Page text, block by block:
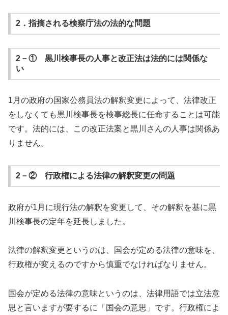
2．指摘される検察庁法の法的な問題
2－① 黒川検事長の人事と改正法は法的には関係な
い
1月の政府の国家公務員法の解釈変更によって、法律改正
をしなくても黒川検事長を検事総長に任命することは可能
です。法的には、この改正法案と黒川さんの人事は関係あ
りません。
2－② 行政権による法律の解釈変更の問題
政府が1月に現行法の解釈を変更して、その解釈を基に黒
川検事長の定年を延長しました。
法律の解釈変更というのは、国会が定める法律の意味を、
行政権が変えるのですから慎重でなければなりません。
国会が定める法律の意味というのは、法律用語では立法意
思と言いますが要するに「国会の意思」です。行政権によ